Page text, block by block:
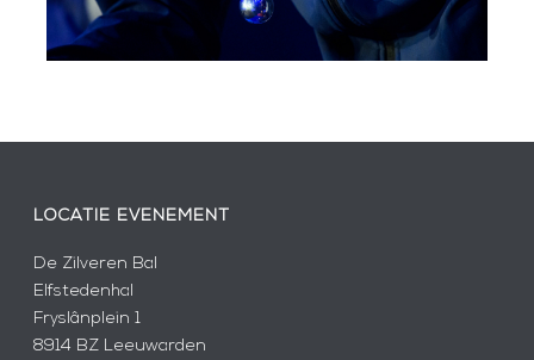
LOCATIE EVENEMENT
De Zilveren Bal
Elfstedenhal
Fryslânplein 1
8914 BZ Leeuwarden